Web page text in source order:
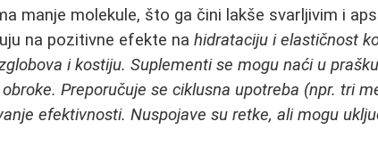
manje molekule, što ga čini lakše svarljivim i
na pozitivne efekte nahidrataciju i elastičnost
i kostiju. Suplementi se mogu naći u
Preporučuje se ciklusna upotreba (npr. tri
efektivnosti. Nuspojave su retke, ali mogu